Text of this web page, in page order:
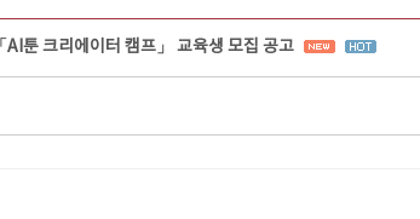
툰 크리에이터 캠프」 교육생 모집 공고